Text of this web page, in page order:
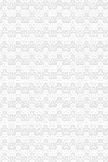
建设
局长座谈会议精
请整活动
议
议
路
格局
者满意度活动
建设领域信用体系建设